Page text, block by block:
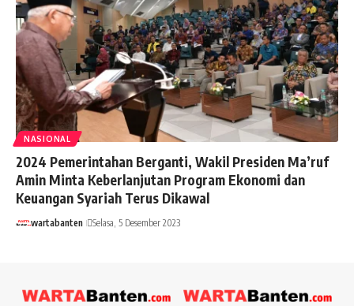
NASIONAL
2024 Pemerintahan Berganti, Wakil Presiden Ma’ruf
Amin Minta Keberlanjutan Program Ekonomi dan
Keuangan Syariah Terus Dikawal
wartabanten Selasa, 5 Desember 2023